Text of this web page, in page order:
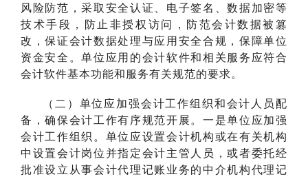
风险防范，采取安全认证、电子签名、数据加密等
技术手段，防止非授权访问，防范会计数据被篡
改，保证会计数据处理与应用安全合规，保障单位
资金安全。单位应用的会计软件和相关服务应符合
会计软件基本功能和服务有关规范的要求。
（二）单位应加强会计工作组织和会计人员配
备，确保会计工作有序规范开展。一是单位应加强
会计工作组织。单位应设置会计机构或在有关机构
中设置会计岗位并指定会计主管人员，或者委托经
批准设立从事会计代理记账业务的中介机构代理记